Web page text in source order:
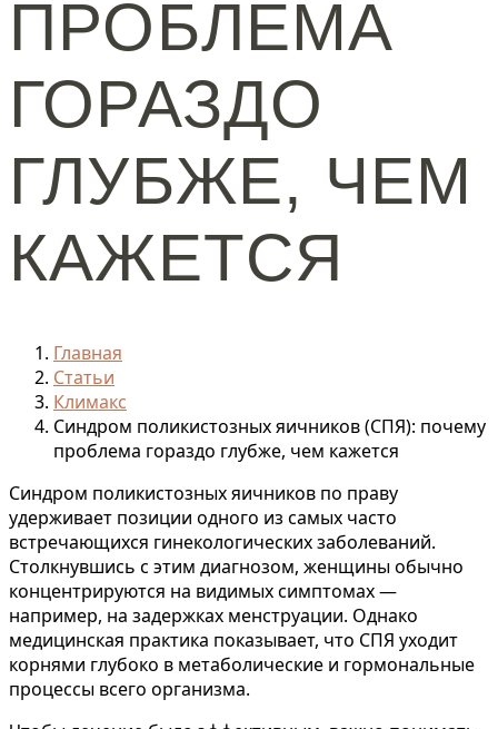
ПРОБЛЕМА
ГОРАЗДО
ГЛУБЖЕ, ЧЕМ
КАЖЕТСЯ
Главная
Статьи
Климакс
Синдром поликистозных яичников (СПЯ): почему
проблема гораздо глубже, чем кажется
Синдром поликистозных яичников по праву
удерживает позиции одного из самых часто
встречающихся гинекологических заболеваний.
Столкнувшись с этим диагнозом, женщины обычно
концентрируются на видимых симптомах —
например, на задержках менструации. Однако
медицинская практика показывает, что СПЯ уходит
корнями глубоко в метаболические и гормональные
процессы всего организма.